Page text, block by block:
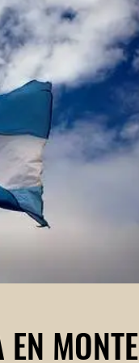
MONTE